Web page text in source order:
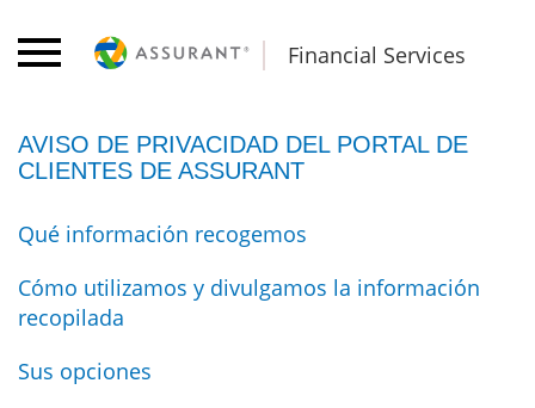
Financial Services
AVISO DE PRIVACIDAD DEL PORTAL DE
CLIENTES DE ASSURANT
Qué información recogemos
Cómo utilizamos y divulgamos la información
recopilada
Sus opciones